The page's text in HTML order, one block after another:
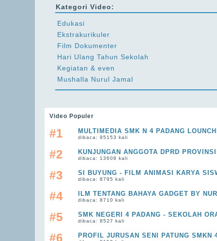
Kategori Video:
Edukasi
Ekstrakurikuler
Film Dokumenter
Hari Ulang Tahun Sekolah
Kegiatan & even
Mushalla Nurul Jamal
Video Populer
#1 MULTIMEDIA SMK N 4 PADANG
dibaca: 95153 kali
#2 KUNJUNGAN ANGGOTA DPRD
dibaca: 13608 kali
#3 SI BUYUNG - FILM ANIMASI KARYA
dibaca: 8795 kali
#4 ILM TENTANG BAHAYA GADGET BY
dibaca: 8710 kali
#5 SMK NEGERI 4 PADANG - SEKOLAH
dibaca: 8527 kali
#6 PROFIL JURUSAN SENI PATUNG SMKN